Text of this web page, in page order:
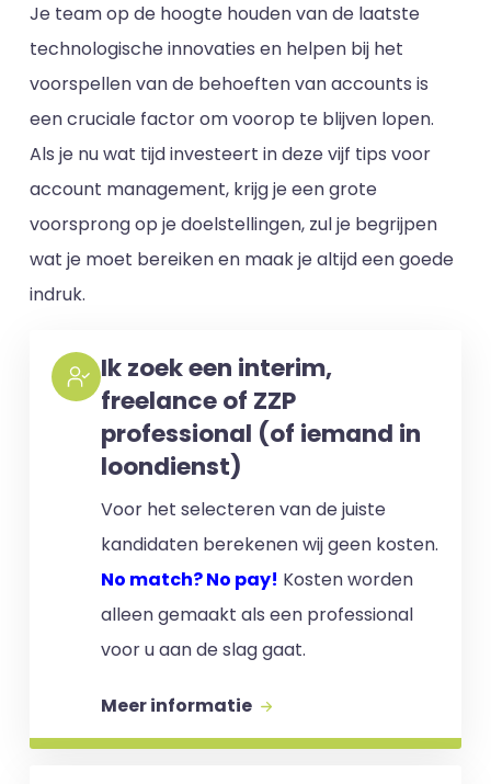
Je team op de hoogte houden van de laatste
technologische innovaties en helpen bij het
voorspellen van de behoeften van accounts is
een cruciale factor om voorop te blijven lopen.
Als je nu wat tijd investeert in deze vijf tips voor
account management, krijg je een grote
voorsprong op je doelstellingen, zul je begrijpen
wat je moet bereiken en maak je altijd een goede
indruk.
Ik zoek een interim,
freelance of ZZP
professional (of iemand in
loondienst)
Voor het selecteren van de juiste
kandidaten berekenen wij geen kosten.
No match? No pay! Kosten worden
alleen gemaakt als een professional
voor u aan de slag gaat.
Meer informatie